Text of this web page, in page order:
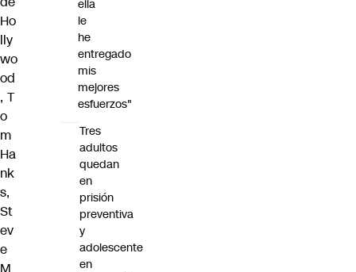
Ho
lly
wo
od
, T
o
m
Ha
nk
s,
St
ev
e
ella
le
he
entregado
mis
mejores
esfuerzos"
Tres
adultos
quedan
en
prisión
preventiva
y
adolescente
en